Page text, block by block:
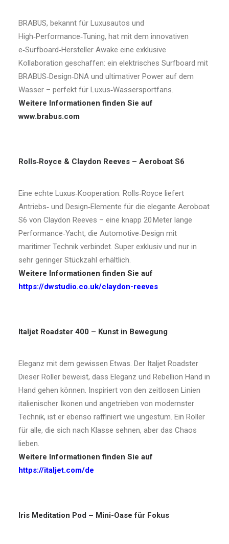
BRABUS, bekannt für Luxusautos und
High‑Performance‑Tuning, hat mit dem innovativen
e‑Surfboard‑Hersteller Awake eine exklusive
Kollaboration geschaffen: ein elektrisches Surfboard mit
BRABUS‑Design‑DNA und ultimativer Power auf dem
Wasser – perfekt für Luxus‑Wassersportfans.
Weitere Informationen finden Sie auf
www.brabus.com
Rolls‑Royce & Claydon Reeves – Aeroboat S6
Eine echte Luxus‑Kooperation: Rolls‑Royce liefert
Antriebs‑ und Design‑Elemente für die elegante Aeroboat
S6 von Claydon Reeves – eine knapp 20 Meter lange
Performance‑Yacht, die Automotive‑Design mit
maritimer Technik verbindet. Super exklusiv und nur in
sehr geringer Stückzahl erhältlich.
Weitere Informationen finden Sie auf
https://dwstudio.co.uk/claydon-reeves
Italjet Roadster 400 – Kunst in Bewegung
Eleganz mit dem gewissen Etwas. Der Italjet Roadster
Dieser Roller beweist, dass Eleganz und Rebellion Hand in
Hand gehen können. Inspiriert von den zeitlosen Linien
italienischer Ikonen und angetrieben von modernster
Technik, ist er ebenso raffiniert wie ungestüm. Ein Roller
für alle, die sich nach Klasse sehnen, aber das Chaos
lieben.
Weitere Informationen finden Sie auf
https://italjet.com/de
Iris Meditation Pod – Mini-Oase für Fokus